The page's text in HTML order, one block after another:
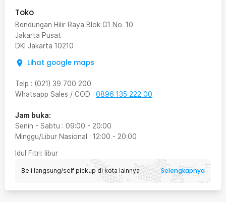
Toko
Bendungan Hilir Raya Blok G1 No. 10
Jakarta Pusat
DKI Jakarta 10210
Lihat google maps
Telp : (021) 39 700 200
Whatsapp Sales / COD : 0896 135 222 00
Jam buka:
Senin - Sabtu : 09:00 - 20:00
Minggu/Libur Nasional : 12:00 - 20:00
Idul Fitri: libur
Beli langsung/self pickup di kota lainnya Selengkapnya